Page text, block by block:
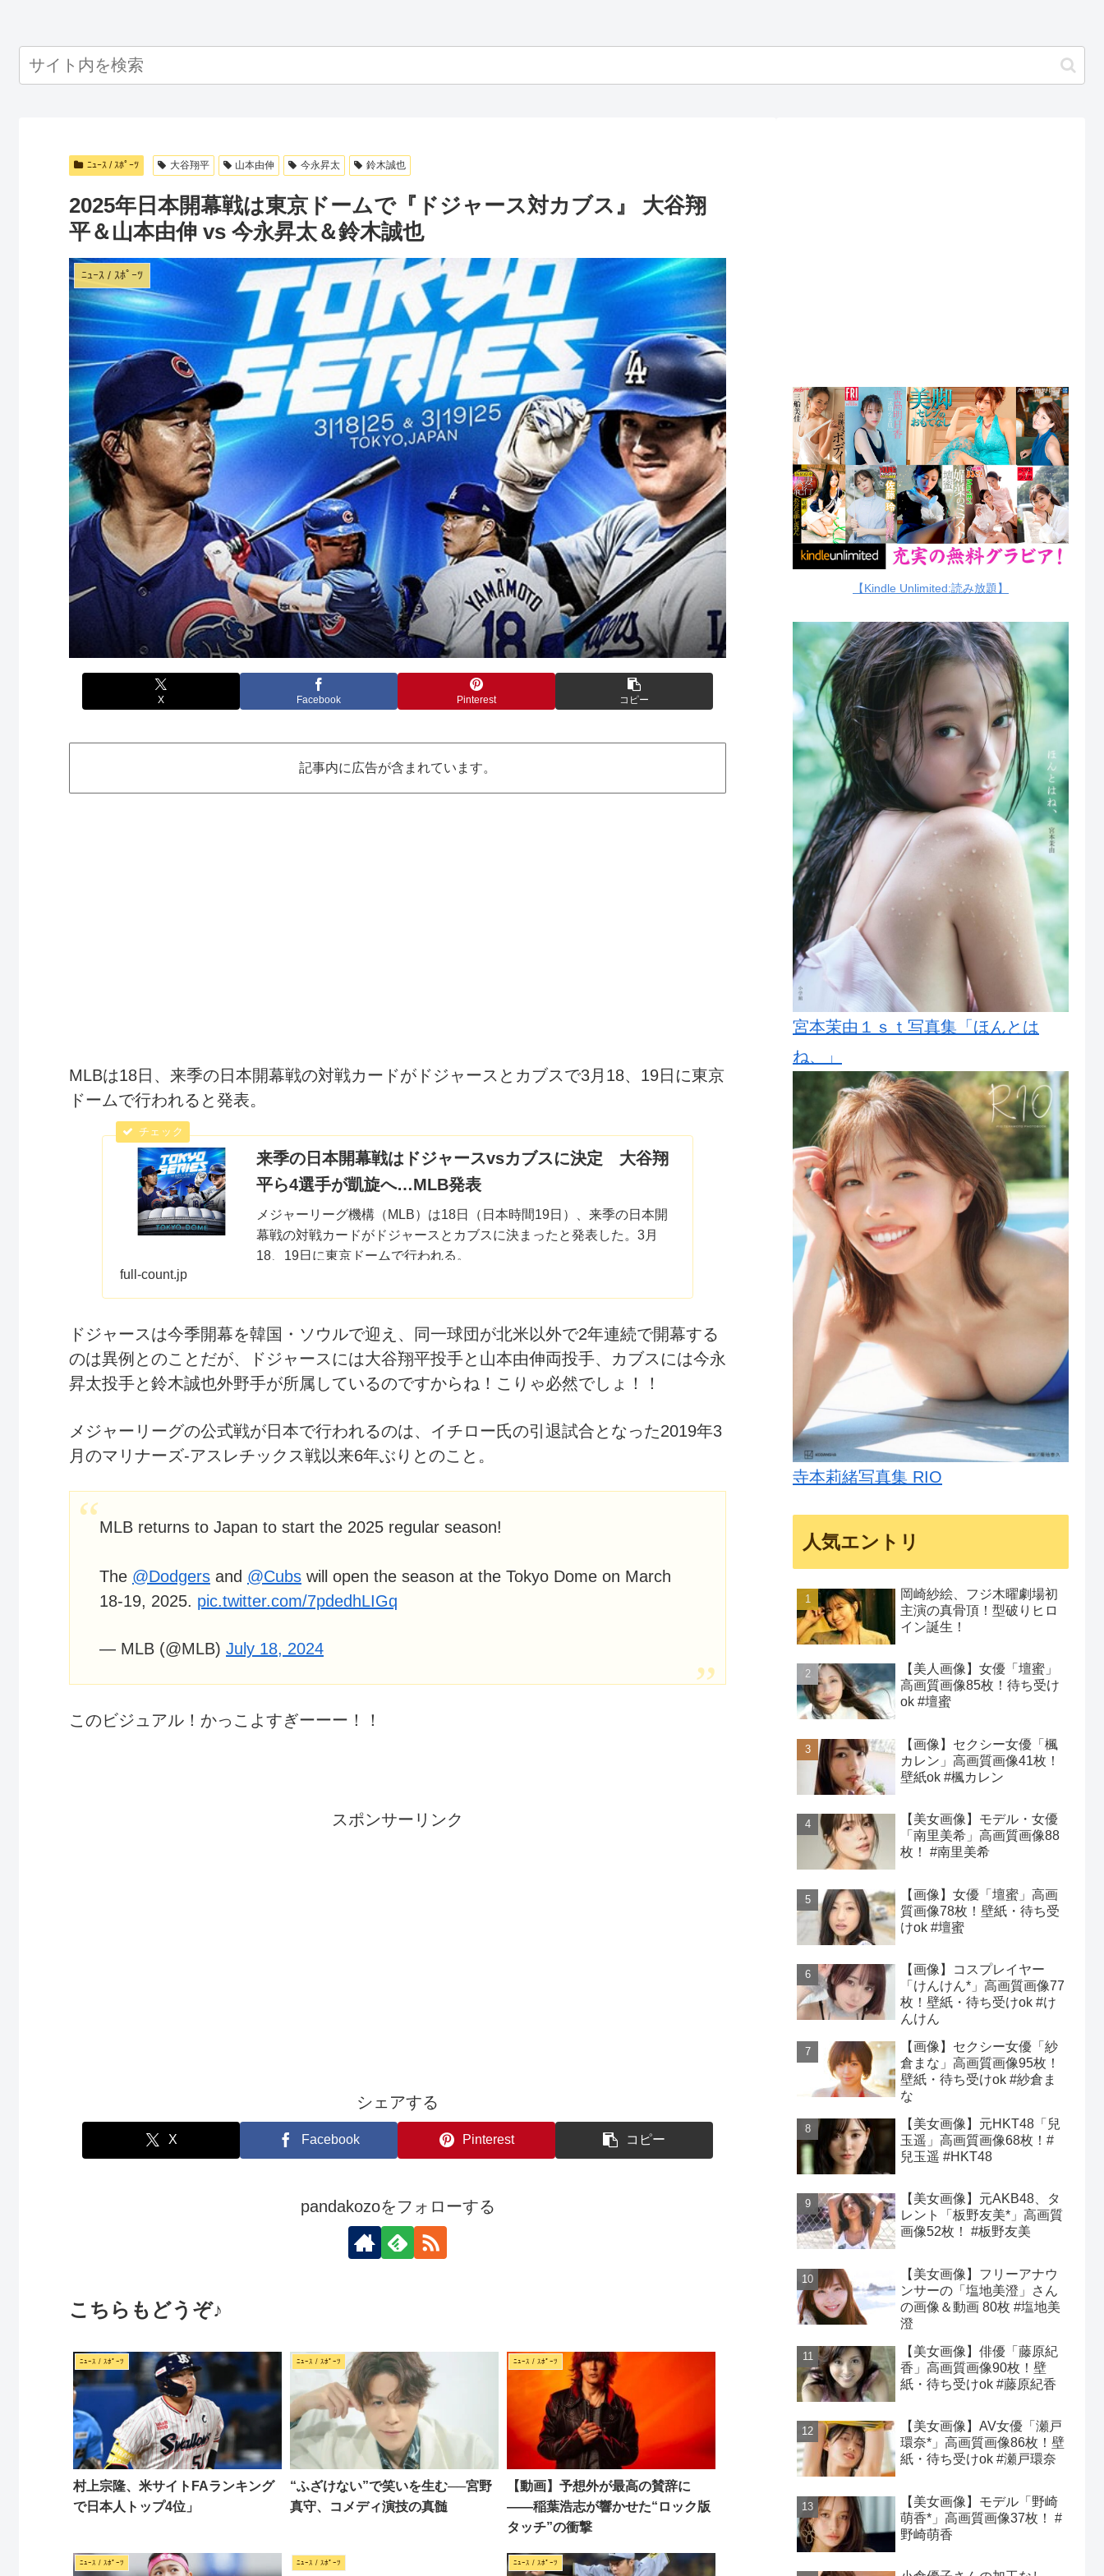
ﾆｭｰｽ / ｽﾎﾟｰﾂ 大谷翔平 山本由伸 今永昇太 鈴木誠也
2025年日本開幕戦は東京ドームで『ドジャース対カブス』 大谷翔
平＆山本由伸 vs 今永昇太＆鈴木誠也
ﾆｭｰｽ / ｽﾎﾟｰﾂ
X Facebook Pinterest コピー
記事内に広告が含まれています。
MLBは18日、来季の日本開幕戦の対戦カードがドジャースとカブスで3月18、19日に東京
ドームで行われると発表。
来季の日本開幕戦はドジャースvsカブスに決定 大谷翔
平ら4選手が凱旋へ…MLB発表
メジャーリーグ機構（MLB）は18日（日本時間19日）、来季の日本開
幕戦の対戦カードがドジャースとカブスに決まったと発表した。3月
18、19日に東京ドームで行われる。
full-count.jp
ドジャースは今季開幕を韓国・ソウルで迎え、同一球団が北米以外で2年連続で開幕する
のは異例とのことだが、ドジャースには大谷翔平投手と山本由伸両投手、カブスには今永
昇太投手と鈴木誠也外野手が所属しているのですからね！こりゃ必然でしょ！！
メジャーリーグの公式戦が日本で行われるのは、イチロー氏の引退試合となった2019年3
月のマリナーズ-アスレチックス戦以来6年ぶりとのこと。
MLB returns to Japan to start the 2025 regular season!
The @Dodgers and @Cubs will open the season at the Tokyo Dome on March
18-19, 2025. pic.twitter.com/7pdedhLIGq
— MLB (@MLB) July 18, 2024
このビジュアル！かっこよすぎーーー！！
スポンサーリンク
シェアする
X Facebook Pinterest コピー
pandakozoをフォローする
こちらもどうぞ♪
ﾆｭｰｽ / ｽﾎﾟｰﾂ
村上宗隆、米サイトFAランキング
で日本人トップ4位」
ﾆｭｰｽ / ｽﾎﾟｰﾂ
“ふざけない”で笑いを生む──宮野
真守、コメディ演技の真髄
ﾆｭｰｽ / ｽﾎﾟｰﾂ
【動画】予想外が最高の賛辞に
――稲葉浩志が響かせた“ロック版
タッチ”の衝撃
ﾆｭｰｽ / ｽﾎﾟｰﾂ ﾆｭｰｽ / ｽﾎﾟｰﾂ ﾆｭｰｽ / ｽﾎﾟｰﾂ
【Kindle Unlimited:読み放題】
宮本茉由１ｓｔ写真集「ほんとは
ね、」
寺本莉緒写真集 RIO
人気エントリ
岡崎紗絵、フジ木曜劇場初
主演の真骨頂！型破りヒロ
イン誕生！
【美人画像】女優「壇蜜」
高画質画像85枚！待ち受け
ok #壇蜜
【画像】セクシー女優「楓
カレン」高画質画像41枚！
壁紙ok #楓カレン
【美女画像】モデル・女優
「南里美希」高画質画像88
枚！ #南里美希
【画像】女優「壇蜜」高画
質画像78枚！壁紙・待ち受
けok #壇蜜
【画像】コスプレイヤー
「けんけん*」高画質画像77
枚！壁紙・待ち受けok #け
んけん
【画像】セクシー女優「紗
倉まな」高画質画像95枚！
壁紙・待ち受けok #紗倉ま
な
【美女画像】元HKT48「兒
玉遥」高画質画像68枚！#
兒玉遥 #HKT48
【美女画像】元AKB48、タ
レント「板野友美*」高画質
画像52枚！ #板野友美
【美女画像】フリーアナウ
ンサーの「塩地美澄」さん
の画像＆動画 80枚 #塩地美
澄
【美女画像】俳優「藤原紀
香」高画質画像90枚！壁
紙・待ち受けok #藤原紀香
【美女画像】AV女優「瀬戸
環奈*」高画質画像86枚！壁
紙・待ち受けok #瀬戸環奈
【美女画像】モデル「野崎
萌香*」高画質画像37枚！ #
野崎萌香